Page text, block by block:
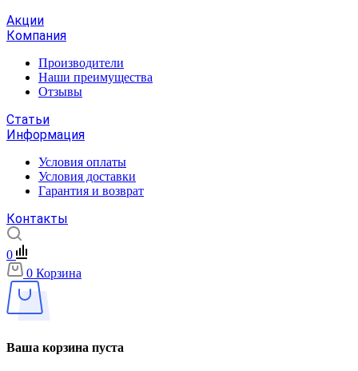
Акции
Компания
Производители
Наши преимущества
Отзывы
Статьи
Информация
Условия оплаты
Условия доставки
Гарантия и возврат
Контакты
0
0 Корзина
Ваша корзина пуста